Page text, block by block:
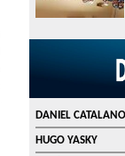
DANIEL CATALANO
HUGO YASKY